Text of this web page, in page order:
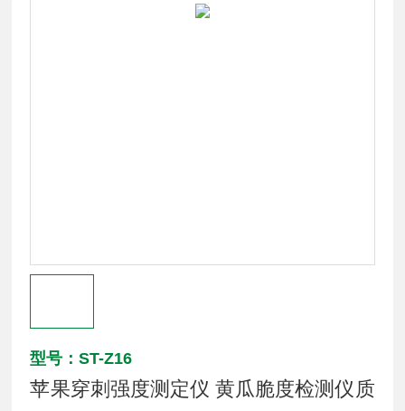
型号：ST-Z16
苹果穿刺强度测定仪 黄瓜脆度检测仪质